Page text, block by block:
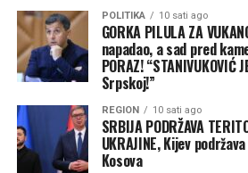
POLITIKA 10 sati ago
GORKA PILULA ZA
napadao, a sad pred
PORAZ! “STANIVUKOVIĆ
Srpskoj!”
REGION 10 sati ago
SRBIJA PODRŽAVA
UKRAJINE, Kijev
Kosova